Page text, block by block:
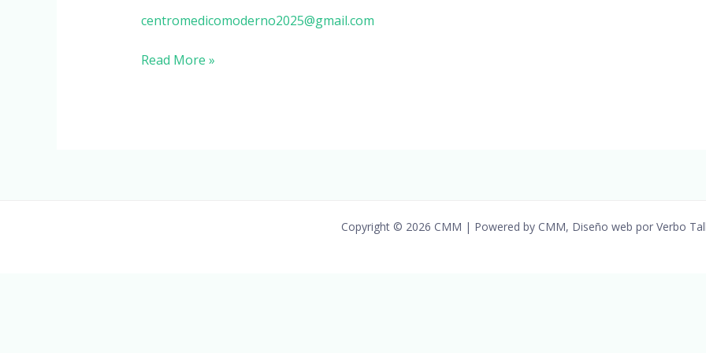
centromedicomoderno2025@gmail.com
GUZMAN
Read More »
Copyright © 2026 CMM | Powered by CMM, Diseño web por Verbo